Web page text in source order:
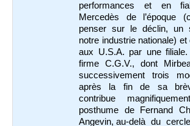
performances et en
Mercedès de l’époque
penser sur le déclin, un
notre industrie nationale)
aux U.S.A. par une
firme C.G.V., dont
successivement trois
après la fin de sa
contribue
posthume de Fernand
Angevin, au-delà du